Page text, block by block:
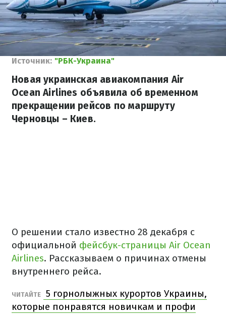
Источник: "РБК-Украина"
Новая украинская авиакомпания Air
Ocean Airlines объявила об временном
прекращении рейсов по маршруту
Черновцы – Киев.
О решении стало известно 28 декабря с
официальной фейсбук-страницы Air Ocean
Airlines. Рассказываем о причинах отмены
внутреннего рейса.
ЧИТАЙТЕ
5 горнолыжных курортов Украины,
которые понравятся новичкам и профи